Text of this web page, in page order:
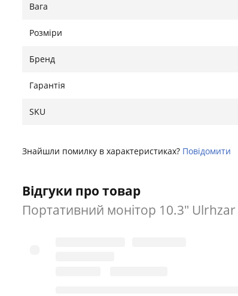
Вага
Розміри
Бренд
Гарантія
SKU
Знайшли помилку в характеристиках? Повідомити
Відгуки про товар
Портативний монітор 10.3" Ulrhzar